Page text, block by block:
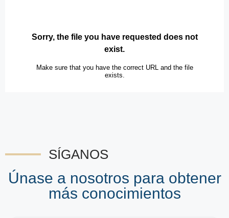
SÍGANOS
Únase a nosotros para obtener
más conocimientos